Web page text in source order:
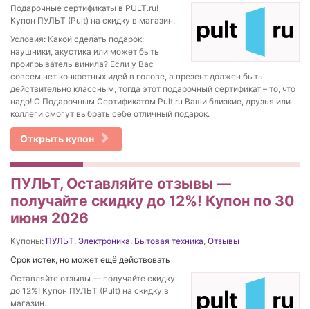
Подарочные сертификаты в PULT.ru!
Купон ПУЛЬТ (Pult) на скидку в магазин.
Условия: Какой сделать подарок:
наушники, акустика или может быть
проигрыватель винила? Если у Вас
совсем нет конкретных идей в голове, а презент должен быть
действительно классным, тогда этот подарочный сертификат – то, что
надо! С Подарочным Сертификатом Pult.ru Ваши близкие, друзья или
коллеги смогут выбрать себе отличный подарок.
Открыть купон
ПУЛЬТ, Оставляйте отзывы —
получайте скидку до 12%! Купон по 30
июня 2026
Купоны: ПУЛЬТ Электроника Бытовая техника Отзывы
Срок истек, но может ещё действовать
Оставляйте отзывы — получайте скидку
до 12%! Купон ПУЛЬТ (Pult) на скидку в
магазин.